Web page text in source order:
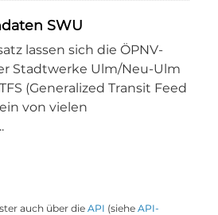
SWU
lassen sich die ÖPNV-
Stadtwerke Ulm/Neu-Ulm
(Generalized Transit Feed
von vielen
auch über die API (siehe API-